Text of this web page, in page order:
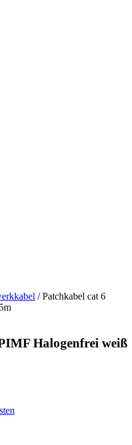
/ Patchkabel cat 6
Halogenfrei weiß